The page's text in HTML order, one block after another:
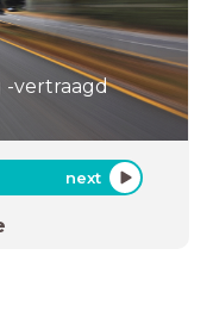
-vertraagd
next